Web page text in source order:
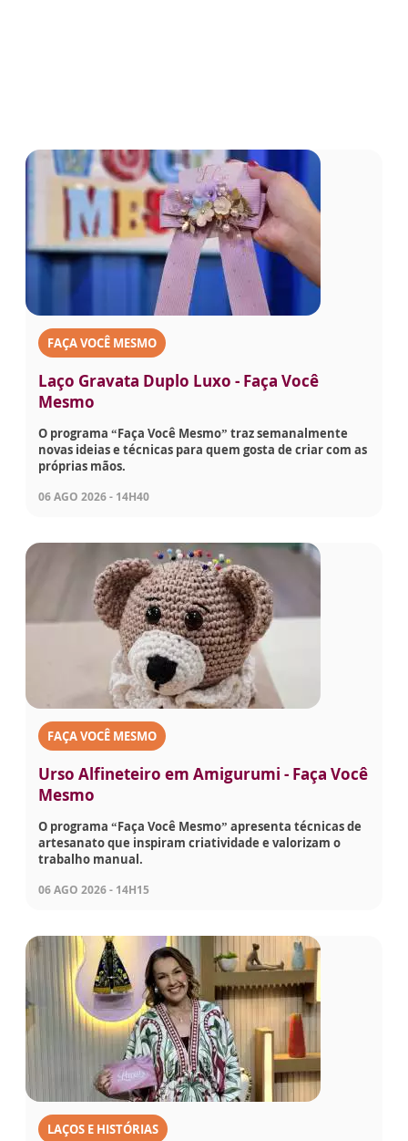
FAÇA VOCÊ MESMO
Laço Gravata Duplo Luxo - Faça Você
Mesmo
O programa “Faça Você Mesmo” traz semanalmente
novas ideias e técnicas para quem gosta de criar com as
próprias mãos.
06 AGO 2026 - 14H40
FAÇA VOCÊ MESMO
Urso Alfineteiro em Amigurumi - Faça Você
Mesmo
O programa “Faça Você Mesmo” apresenta técnicas de
artesanato que inspiram criatividade e valorizam o
trabalho manual.
06 AGO 2026 - 14H15
LAÇOS E HISTÓRIAS